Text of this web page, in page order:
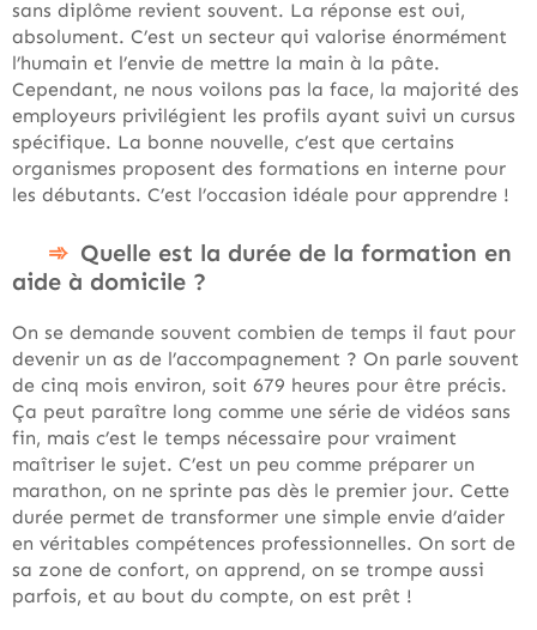
sans diplôme revient souvent. La réponse est oui,
absolument. C’est un secteur qui valorise énormément
l’humain et l’envie de mettre la main à la pâte.
Cependant, ne nous voilons pas la face, la majorité des
employeurs privilégient les profils ayant suivi un cursus
spécifique. La bonne nouvelle, c’est que certains
organismes proposent des formations en interne pour
les débutants. C’est l’occasion idéale pour apprendre !
Quelle est la durée de la formation en
aide à domicile ?
On se demande souvent combien de temps il faut pour
devenir un as de l’accompagnement ? On parle souvent
de cinq mois environ, soit 679 heures pour être précis.
Ça peut paraître long comme une série de vidéos sans
fin, mais c’est le temps nécessaire pour vraiment
maîtriser le sujet. C’est un peu comme préparer un
marathon, on ne sprinte pas dès le premier jour. Cette
durée permet de transformer une simple envie d’aider
en véritables compétences professionnelles. On sort de
sa zone de confort, on apprend, on se trompe aussi
parfois, et au bout du compte, on est prêt !